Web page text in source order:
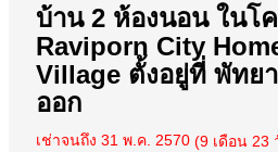
บ้าน 2 ห้องนอน ในโ
Raviporn City
Village ตั้งอยู่ที่ พัทย
ออก
เช่าจนถึง 31 พ.ค. 2570 (9 เดือน 23